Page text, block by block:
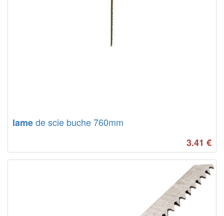
lamede scie buche 760mm
3.41 €